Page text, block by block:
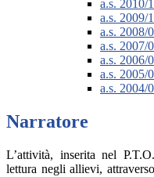
a.s. 2010/
a.s. 2009/
a.s. 2008/
a.s. 2007/
a.s. 2006/
a.s. 2005/
a.s. 2004/
Narratore
L’attività, inserita nel
lettura negli allievi,